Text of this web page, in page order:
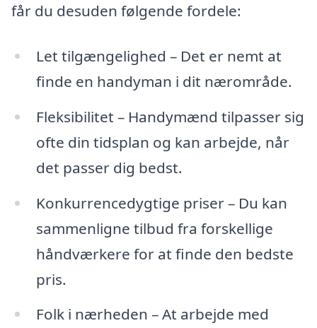
får du desuden følgende fordele:
Let tilgængelighed – Det er nemt at
finde en handyman i dit nærområde.
Fleksibilitet – Handymænd tilpasser sig
ofte din tidsplan og kan arbejde, når
det passer dig bedst.
Konkurrencedygtige priser – Du kan
sammenligne tilbud fra forskellige
håndværkere for at finde den bedste
pris.
Folk i nærheden – At arbejde med